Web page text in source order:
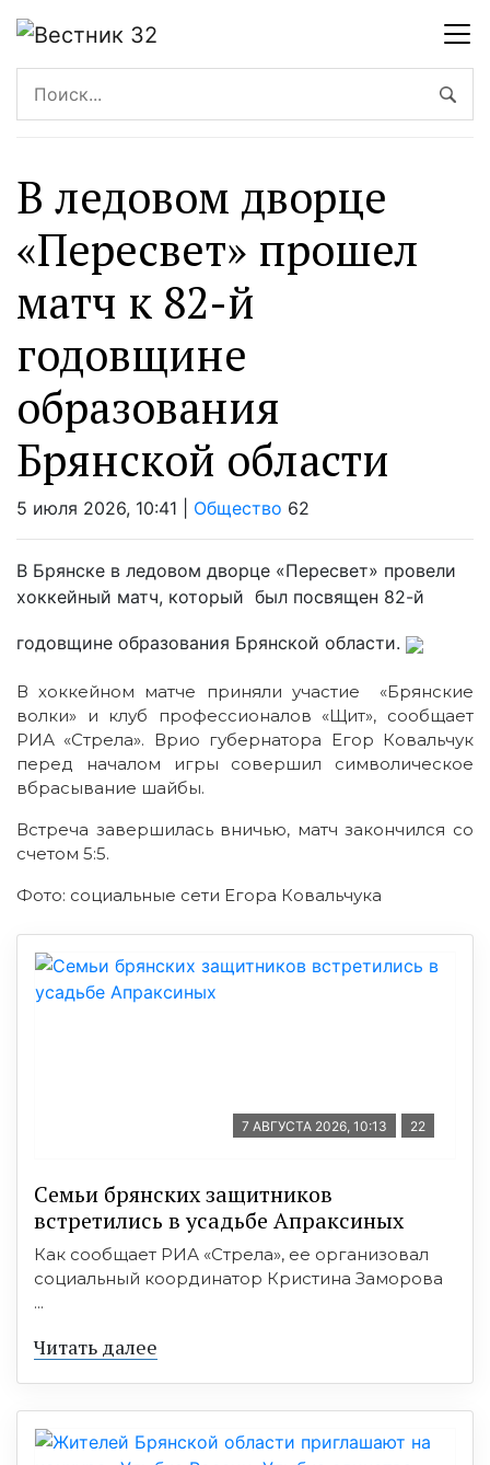
В ледовом дворце
«Пересвет» прошел
матч к 82-й
годовщине
образования
Брянской области
5 июля 2026, 10:41 | Общество 62
В Брянске в ледовом дворце «Пересвет» провели
хоккейный матч, который был посвящен 82-й
годовщине образования Брянской области.
В хоккейном матче приняли участие «Брянские
волки» и клуб профессионалов «Щит», сообщает
РИА «Стрела». Врио губернатора Егор Ковальчук
перед началом игры совершил символическое
вбрасывание шайбы.
Встреча завершилась вничью, матч закончился со
счетом 5:5.
Фото: социальные сети Егора Ковальчука
7 АВГУСТА 2026, 10:13 22
Семьи брянских защитников
встретились в усадьбе Апраксиных
Как сообщает РИА «Стрела», ее организовал
социальный координатор Кристина Заморова
...
Читать далее